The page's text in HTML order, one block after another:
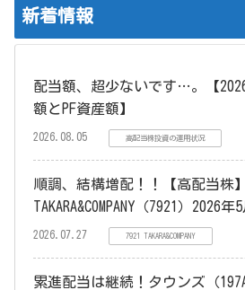
新着情報
配当額、超少ないです…。【
額とPF資産額】
2026.08.05 高配当株投資の運用状況
順調、結構増配！！【高配当株】
TAKARA&COMPANY（7921）2026
2026.07.27 7921 TAKARA&COMPANY
累進配当は継続！タウンズ（